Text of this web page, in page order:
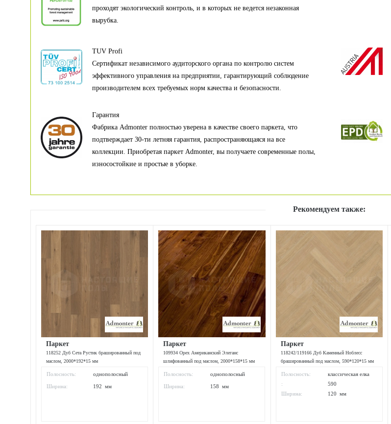
проходят экологический контроль, и в которых не ведется незаконная
вырубка.
TUV Profi
Сертификат независимого аудиторского органа по контролю систем
эффективного управления на предприятии, гарантирующий соблюдение
производителем всех требуемых норм качества и безопасности.
Гарантия
Фабрика Admonter полностью уверена в качестве своего паркета, что
подтверждает 30-ти летняя гарантия, распространяющаяся на все
коллекции. Приобретая паркет Admonter, вы получаете современные полы,
износостойкие и простые в уборке.
Рекомендуем также:
Паркет
118252 Дуб Сета Рустик брашированный под
маслом, 2000*192*15 мм
Полосность: однополосный
Ширина: 192 мм
Паркет
109934 Орех Американский Элеганс
шлифованный под маслом, 2000*158*15 мм
Полосность: однополосный
Ширина: 158 мм
Паркет
118242/119166 Дуб Каменный Ноблесс
брашированный под маслом, 590*120*15 мм
Полосность:
классическая елка
:
590
Ширина:
120 мм